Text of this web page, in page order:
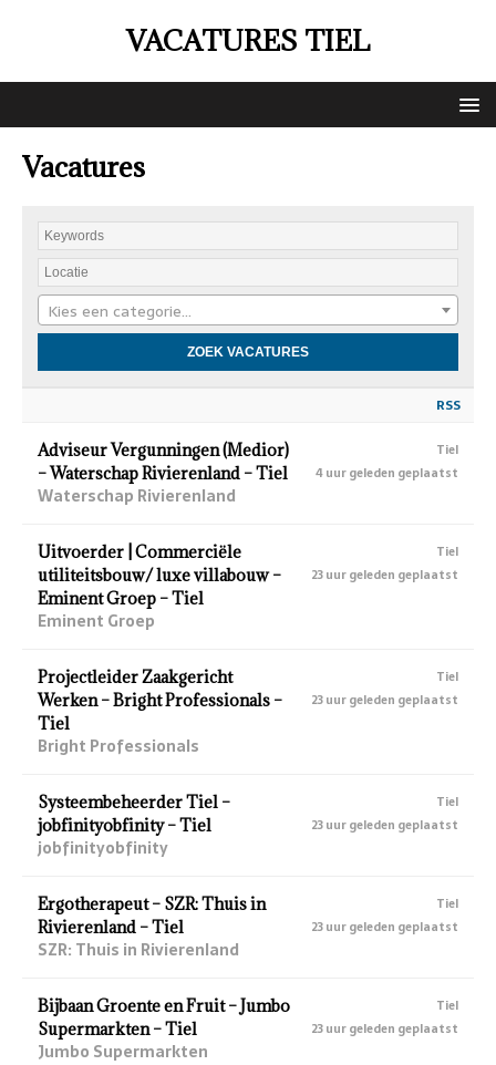
VACATURES TIEL
Vacatures
Kies een categorie…
RSS
Adviseur Vergunningen (Medior)
– Waterschap Rivierenland – Tiel
Waterschap Rivierenland
Tiel
4 uur geleden geplaatst
Uitvoerder | Commerciële
utiliteitsbouw/ luxe villabouw –
Eminent Groep – Tiel
Eminent Groep
Tiel
23 uur geleden geplaatst
Projectleider Zaakgericht
Werken – Bright Professionals –
Tiel
Bright Professionals
Tiel
23 uur geleden geplaatst
Systeembeheerder Tiel –
jobfinityobfinity – Tiel
jobfinityobfinity
Tiel
23 uur geleden geplaatst
Ergotherapeut – SZR: Thuis in
Rivierenland – Tiel
SZR: Thuis in Rivierenland
Tiel
23 uur geleden geplaatst
Bijbaan Groente en Fruit – Jumbo
Supermarkten – Tiel
Jumbo Supermarkten
Tiel
23 uur geleden geplaatst